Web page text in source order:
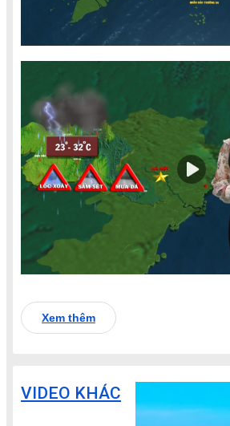
Xem thêm
VIDEO KHÁC